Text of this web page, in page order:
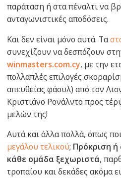
παράταση ή στα πέναλτι να
ανταγωνιστικές αποδόσεις.
Και δεν είναι μόνο αυτά. Τα
συνεχίζουν να δεσπόζουν
winmasters.com.cy, με την
πολλαπλές επιλογές
απευθείας φάουλ) από τον
Κριστιάνο Ρονάλντο προς
μελών της!
Αυτά και άλλα πολλά, όπως
μεγάλου τελικού; Πρόκριση
κάθε ομάδα ξεχωριστά,
τροπαίου και δεκάδες ακόμα